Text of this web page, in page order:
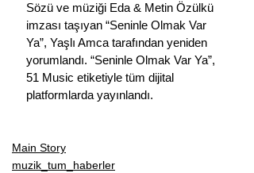
Sözü ve müziği Eda & Metin Özülkü
imzası taşıyan “Seninle Olmak Var
Ya”, Yaşlı Amca tarafından yeniden
yorumlandı. “Seninle Olmak Var Ya”,
51 Music etiketiyle tüm dijital
platformlarda yayınlandı.
Main Story
muzik_tum_haberler